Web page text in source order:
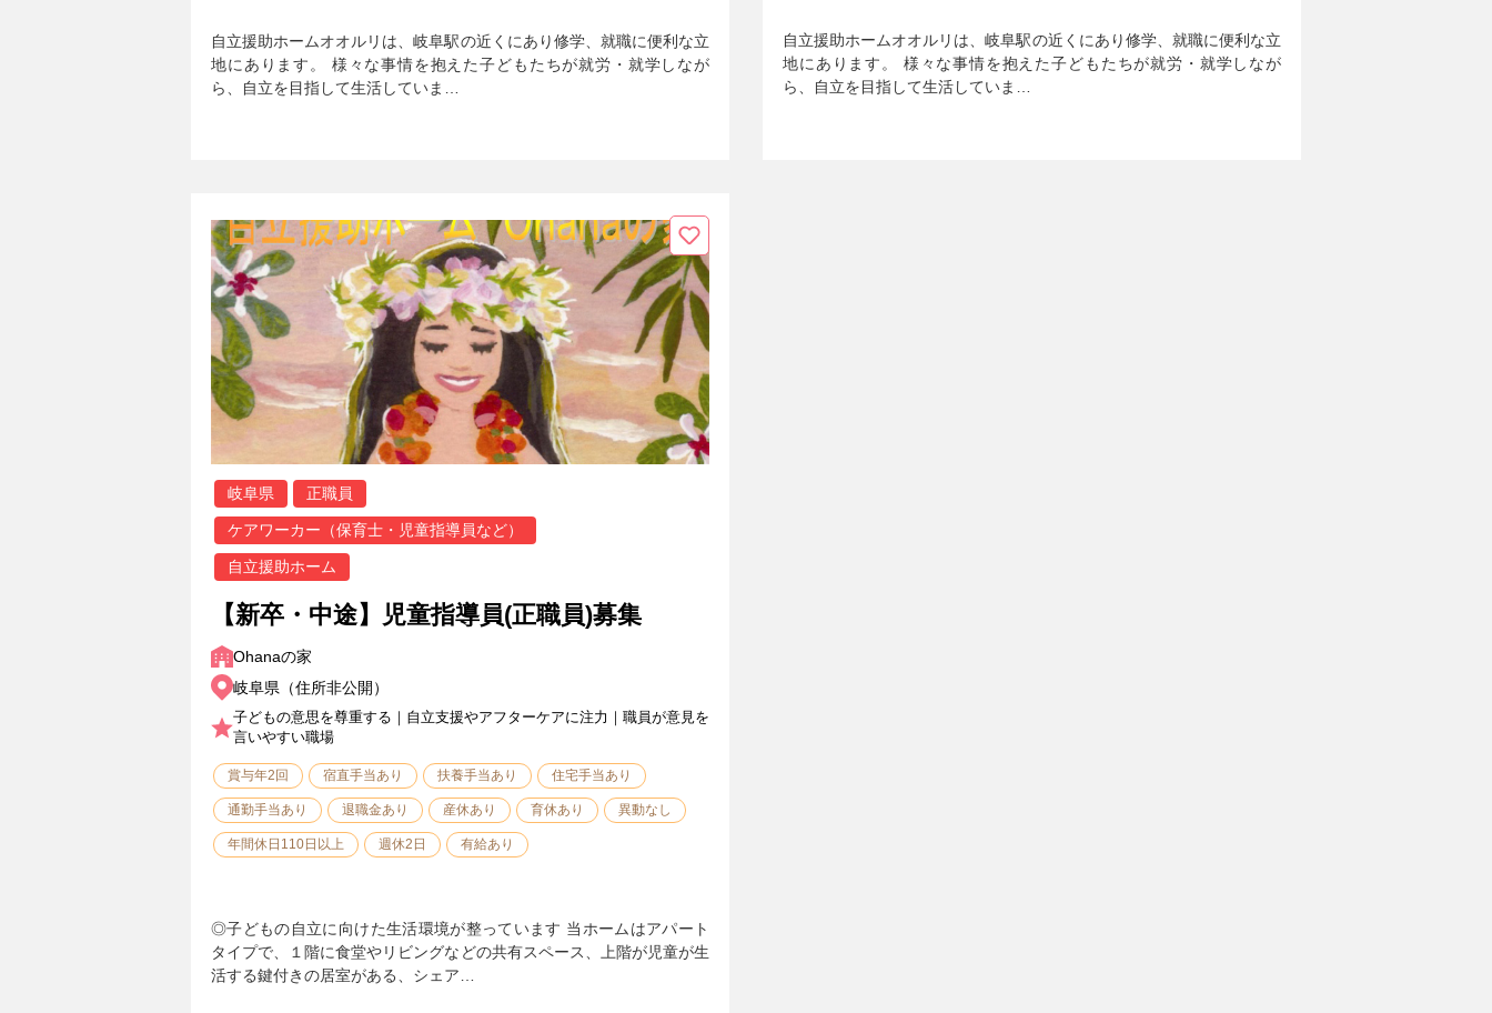
自立援助ホームオオルリは、岐阜駅の近くにあり修学、就職に便利な立
地にあります。 様々な事情を抱えた子どもたちが就労・就学しなが
ら、自立を目指して生活していま…
自立援助ホームオオルリは、岐阜駅の近くにあり修学、就職に便利な立
地にあります。 様々な事情を抱えた子どもたちが就労・就学しなが
ら、自立を目指して生活していま…
岐阜県 正職員
ケアワーカー（保育士・児童指導員など）
自立援助ホーム
【新卒・中途】児童指導員(正職員)募集
Ohanaの家
岐阜県（住所非公開）
子どもの意思を尊重する｜自立支援やアフターケアに注力｜職員が意見を
言いやすい職場
賞与年2回 宿直手当あり 扶養手当あり 住宅手当あり
通勤手当あり 退職金あり 産休あり 育休あり 異動なし
年間休日110日以上 週休2日 有給あり
◎子どもの自立に向けた生活環境が整っています 当ホームはアパート
タイプで、１階に食堂やリビングなどの共有スペース、上階が児童が生
活する鍵付きの居室がある、シェア…